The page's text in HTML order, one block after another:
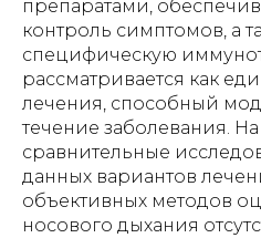
препаратами,
контроль симптомов, а
специфическую
рассматривается как
лечения, способный
течение заболевания.
сравнительные
данных вариантов
объективных методов
носового дыхания